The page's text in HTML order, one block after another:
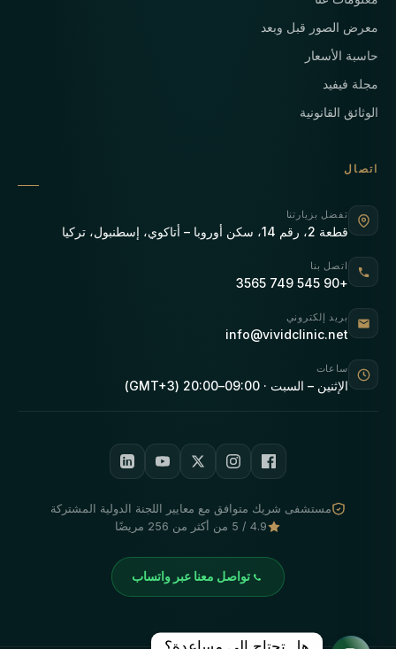
معرض الصور قبل وبعد
حاسبة الأسعار
مجلة فيفيد
الوثائق القانونية
اتصال
تفضل بزيارتنا
قطعة 2، رقم 14، سكن أوروبا – أتاكوي، إسطنبول، تركيا
اتصل بنا
+90 545 749 3565
بريد إلكتروني
info@vividclinic.net
ساعات
الإثنين – السبت · 09:00–20:00 (GMT+3)
مستشفى شريك متوافق مع معايير اللجنة الدولية المشتركة
4.9 / 5 من أكثر من 256 مريضًا
تواصل معنا عبر واتساب